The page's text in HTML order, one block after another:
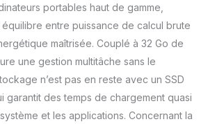
réseau sans fil 6e
génération, avec une
vitesse maximale
2.4Gbit/s. 3 fois plus
rapide que le WiFi 5. Le
micro ordinateur est
équipé la dernière
technologie BT5.2, a une
portables haut de gamme,
entre puissance de calcul brute
maîtrisée. Couplé à 32 Go de
une gestion multitâche sans le
n’est pas en reste avec un SSD
garantit des temps de chargement quasi
et les applications. Concernant la